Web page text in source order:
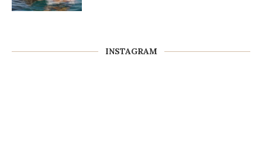
INSTAGRAM